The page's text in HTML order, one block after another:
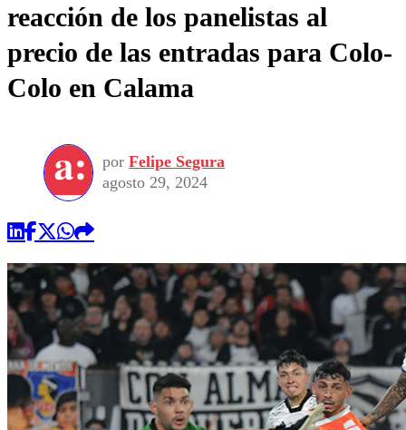
reacción de los panelistas al
precio de las entradas para Colo-
Colo en Calama
por Felipe Segura
agosto 29, 2024